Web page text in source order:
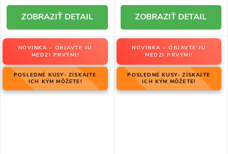
DETAIL DETAIL
NOVINKA – OBJAVTE JU
MEDZI PRVÝMI!
POSLEDNÉ KUSY- ZÍSKAJTE
ICH KÝM MÔŽETE!
NOVINKA – OBJAVTE JU
MEDZI PRVÝMI!
POSLEDNÉ KUSY- ZÍSKAJTE
ICH KÝM MÔŽETE!